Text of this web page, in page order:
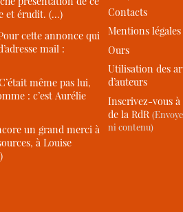
et érudit. (…)
cette annonce qui
mail :
même pas lui,
: c’est Aurélie
un grand merci à
à Louise
Contacts
Mentions légales
Ours
Utilisation des
d’auteurs
Inscrivez-vous
de la RdR
ni contenu)